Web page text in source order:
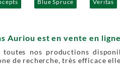
Blue Spruce Veritas
Auriou est en vente en
toutes nos productions
de recherche, très efficace